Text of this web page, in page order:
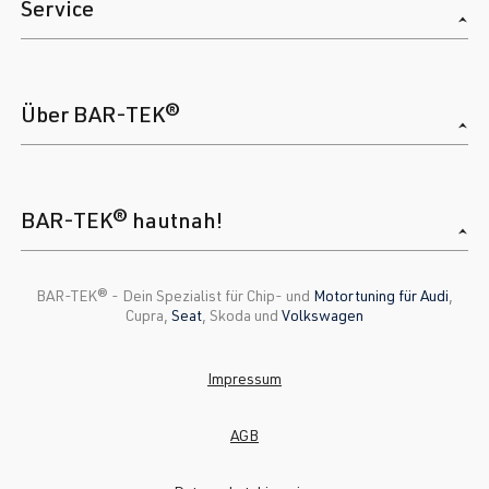
Service
Über BAR-TEK®
BAR-TEK® hautnah!
BAR-TEK®️ - Dein Spezialist für Chip- und Motortuning für Audi
Cupra, Seat , Skoda und Volkswagen
Impressum
AGB